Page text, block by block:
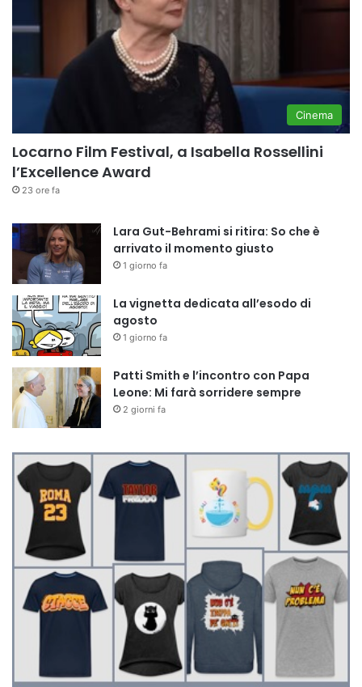
Cinema
Locarno Film Festival, a Isabella Rossellini
l’Excellence Award
23 ore fa
Lara Gut-Behrami si ritira: So che è
arrivato il momento giusto
1 giorno fa
La vignetta dedicata all’esodo di
agosto
1 giorno fa
Patti Smith e l’incontro con Papa
Leone: Mi farà sorridere sempre
2 giorni fa